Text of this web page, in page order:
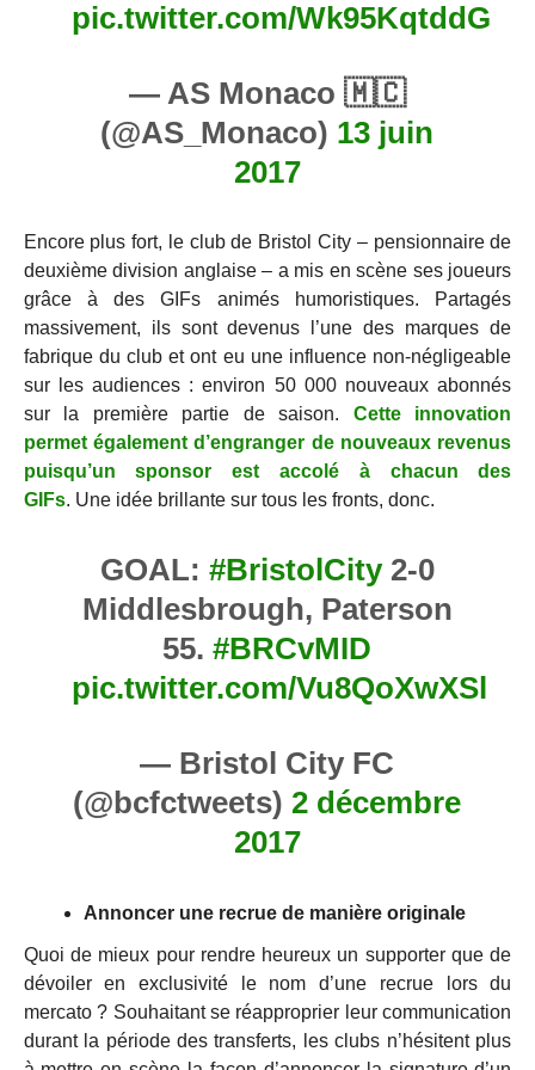
pic.twitter.com/Wk95KqtddG
— AS Monaco 🇲🇨
(@AS_Monaco) 13 juin
2017
Encore plus fort, le club de Bristol City – pensionnaire de
deuxième division anglaise – a mis en scène ses joueurs
grâce à des GIFs animés humoristiques. Partagés
massivement, ils sont devenus l’une des marques de
fabrique du club et ont eu une influence non-négligeable
sur les audiences : environ 50 000 nouveaux abonnés
sur la première partie de saison. Cette innovation
permet également d’engranger de nouveaux revenus
puisqu’un sponsor est accolé à chacun des
GIFs. Une idée brillante sur tous les fronts, donc.
GOAL: #BristolCity2-0
Middlesbrough, Paterson
55.#BRCvMID
pic.twitter.com/Vu8QoXwXSl
— Bristol City FC
(@bcfctweets)2 décembre
2017
Annoncer une recrue de manière originale
Quoi de mieux pour rendre heureux un supporter que de
dévoiler en exclusivité le nom d’une recrue lors du
mercato ? Souhaitant se réapproprier leur communication
durant la période des transferts, les clubs n’hésitent plus